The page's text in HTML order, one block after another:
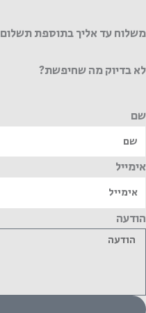
משלוח עד אליך בתוספת תשלום
לא בדיוק מה שחיפשת?
שם
אימייל
הודעה